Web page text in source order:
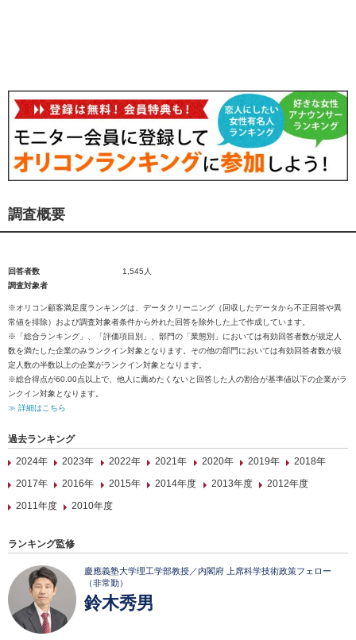
調査概要
回答者数
1,545人
調査対象者
※オリコン顧客満足度ランキングは、データクリーニング（回収したデータから不正回答や異
常値を排除）および調査対象者条件から外れた回答を除外した上で作成しています。
※「総合ランキング」、「評価項目別」、部門の「業態別」においては有効回答者数が規定人
数を満たした企業のみランクイン対象となります。その他の部門においては有効回答者数が規
定人数の半数以上の企業がランクイン対象となります。
※総合得点が60.00点以上で、他人に薦めたくないと回答した人の割合が基準値以下の企業がラ
ンクイン対象となります。
≫ 詳細はこちら
過去ランキング
2024年
2023年 2022年 2021年 2020年 2019年
2018年
2017年
2016年 2015年 2014年度 2013年度
2012年度
2011年度
2010年度
ランキング監修
慶應義塾大学理工学部教授／内閣府 上席科学技術政策フェロー
（非常勤）
鈴木秀男